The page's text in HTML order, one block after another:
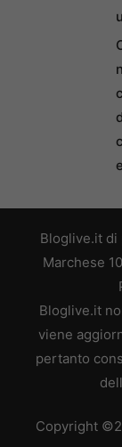
Bloglive.it di
Marchese
Bloglive.it
viene
pertanto
Copyright